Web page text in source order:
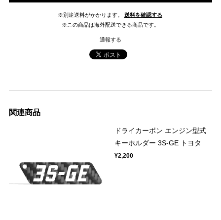
※別途送料がかかります。
送料を確認する
※この商品は海外配送できる商品です。
通報する
関連商品
ドライカーボン エンジン型式
キーホルダー 3S-GE トヨタ
¥2,200